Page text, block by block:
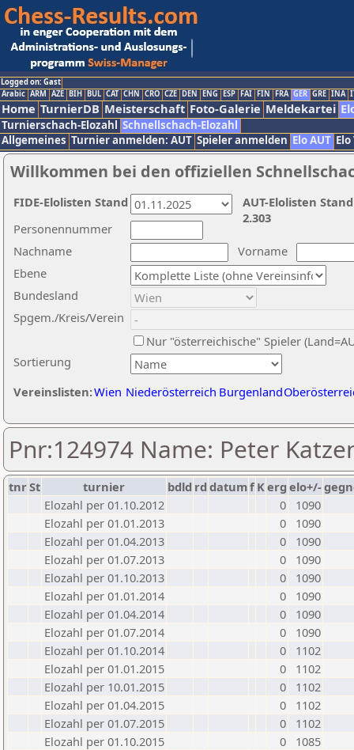
Logged on: Gast
Arabic ARM AZE BIH BUL CAT CHN CRO CZE DEN ENG ESP FAI FIN FRA GER GRE INA
Home TurnierDB Meisterschaft Foto-Galerie Meldekartei
Turnierschach-Elozahl Schnellschach-Elozahl
Allgemeines Turnier anmelden: AUT Spieler anmelden Elo AUT
Willkommen bei den offiziellen
Nachname
Vorname
Ebene
Sortierung
Personennummer
Bundesland
Spgem./Kreis/Verein
Nur "österreichische" Spieler
Vereinslisten:Wien Niederösterreich Burgenland
AUT-Elolisten
2.303
FIDE-Elolisten Stand
Pnr:124974 Name: Peter
tnrSt turnier bdld rd datumf Kerg elo+/-
Elozahl per 01.10.2012
0
1090
Elozahl per 01.01.2013
0
1090
Elozahl per 01.04.2013
0
1090
Elozahl per 01.07.2013
0
1090
Elozahl per 01.10.2013
0
1090
Elozahl per 01.01.2014
0
1090
Elozahl per 01.04.2014
0
1090
Elozahl per 01.07.2014
0
1090
Elozahl per 01.10.2014
0
1102
Elozahl per 01.01.2015
0
1102
Elozahl per 10.01.2015
0
1102
Elozahl per 01.04.2015
0
1102
Elozahl per 01.07.2015
0
1102
Elozahl per 01.10.2015
0
1085